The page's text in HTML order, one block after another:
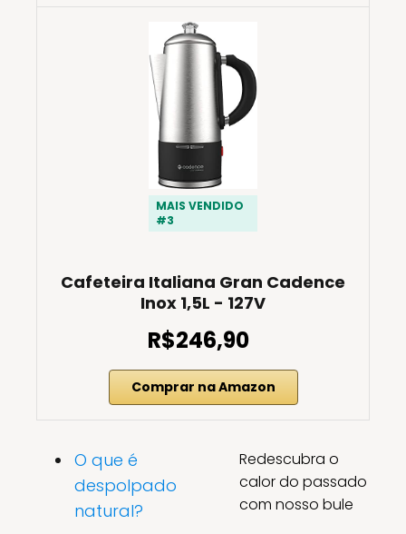
MAIS VENDIDO
#3
Cafeteira Italiana Gran Cadence
Inox 1,5L - 127V
R$246,90
Comprar na Amazon
O que é
despolpado
natural?
Redescubra o
calor do passado
com nosso bule